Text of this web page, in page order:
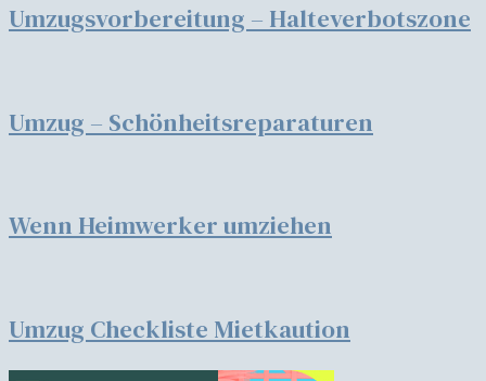
Umzugsvorbereitung – Halteverbotszone
Umzug – Schönheitsreparaturen
Wenn Heimwerker umziehen
Umzug Checkliste Mietkaution